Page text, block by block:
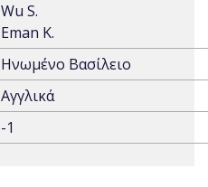
Wu S.
Eman K.
Ηνωμένο Βασίλειο
Αγγλικά
-1